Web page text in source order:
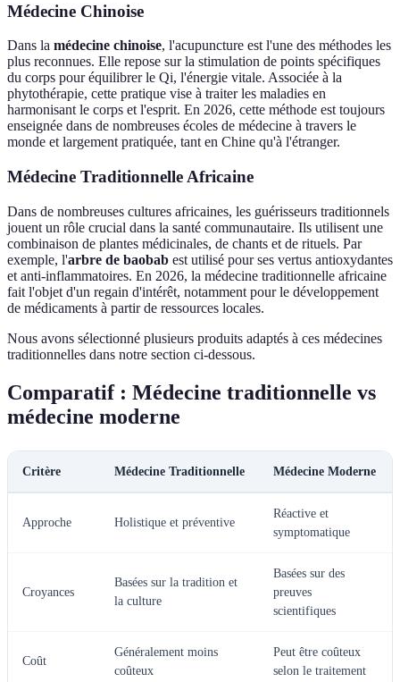
Médecine Chinoise
Dans la médecine chinoise, l'acupuncture est l'une des méthodes les
plus reconnues. Elle repose sur la stimulation de points spécifiques
du corps pour équilibrer le Qi, l'énergie vitale. Associée à la
phytothérapie, cette pratique vise à traiter les maladies en
harmonisant le corps et l'esprit. En 2026, cette méthode est toujours
enseignée dans de nombreuses écoles de médecine à travers le
monde et largement pratiquée, tant en Chine qu'à l'étranger.
Médecine Traditionnelle Africaine
Dans de nombreuses cultures africaines, les guérisseurs traditionnels
jouent un rôle crucial dans la santé communautaire. Ils utilisent une
combinaison de plantes médicinales, de chants et de rituels. Par
exemple, l'arbre de baobab est utilisé pour ses vertus antioxydantes
et anti-inflammatoires. En 2026, la médecine traditionnelle africaine
fait l'objet d'un regain d'intérêt, notamment pour le développement
de médicaments à partir de ressources locales.
Nous avons sélectionné plusieurs produits adaptés à ces médecines
traditionnelles dans notre section ci-dessous.
Comparatif : Médecine traditionnelle vs
médecine moderne
Critère Médecine Traditionnelle Médecine Moderne
Approche Holistique et préventive
Réactive et
symptomatique
Croyances
Basées sur la tradition et
la culture
Basées sur des
preuves
scientifiques
Coût
Généralement moins
coûteux
Peut être coûteux
selon le traitement